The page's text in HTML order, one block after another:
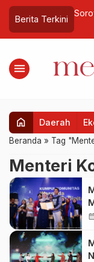
Berita Terkini
Warga dalam
menu
home Daerah
Beranda » Tag
Menteri